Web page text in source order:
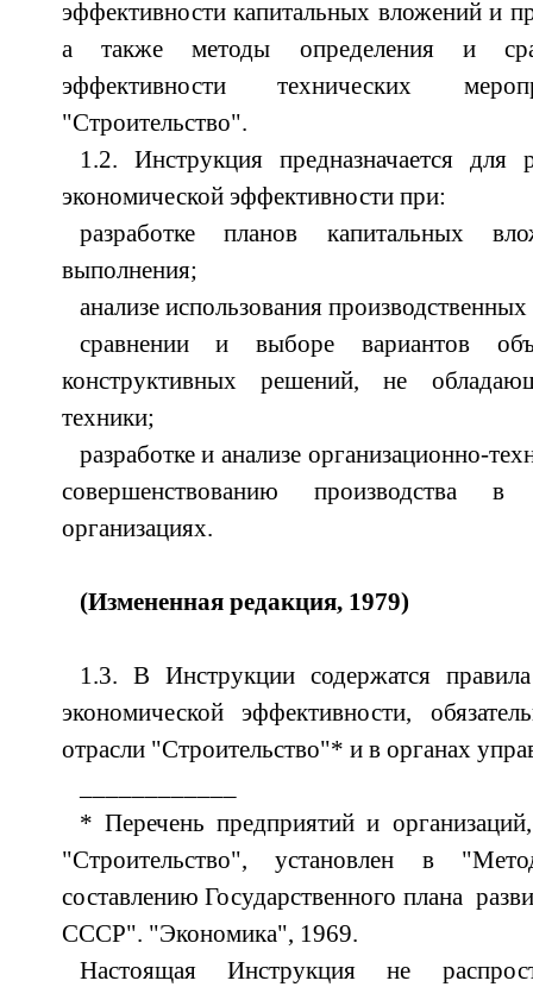
эффективности капитальных вложений и
а также методы определения и
эффективности технических
"Строительство".
1.2. Инструкция предназначается для
экономической эффективности при:
разработке планов капитальных
выполнения;
анализе использования
сравнении и выборе вариантов
конструктивных решений, не
техники;
разработке и анализе организационно-
совершенствованию производства в
организациях.
(Измененная редакция, 1979)
1.3. В Инструкции содержатся
экономической эффективности,
отрасли "Строительство"* и в органах
* Перечень предприятий и
"Строительство", установлен в
составлению Государственного плана
СССР". "Экономика", 1969.
Настоящая Инструкция не